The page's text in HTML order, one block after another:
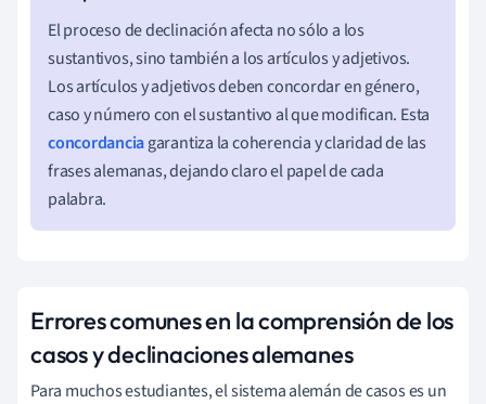
El proceso de declinación afecta no sólo a los
sustantivos, sino también a los artículos y adjetivos.
Los artículos y adjetivos deben concordar en género,
caso y número con el sustantivo al que modifican. Esta
concordanciagarantiza la coherencia y claridad de las
frases alemanas, dejando claro el papel de cada
palabra.
Errores comunes en la comprensión de los
casos y declinaciones alemanes
Para muchos estudiantes, el sistema alemán de casos es un